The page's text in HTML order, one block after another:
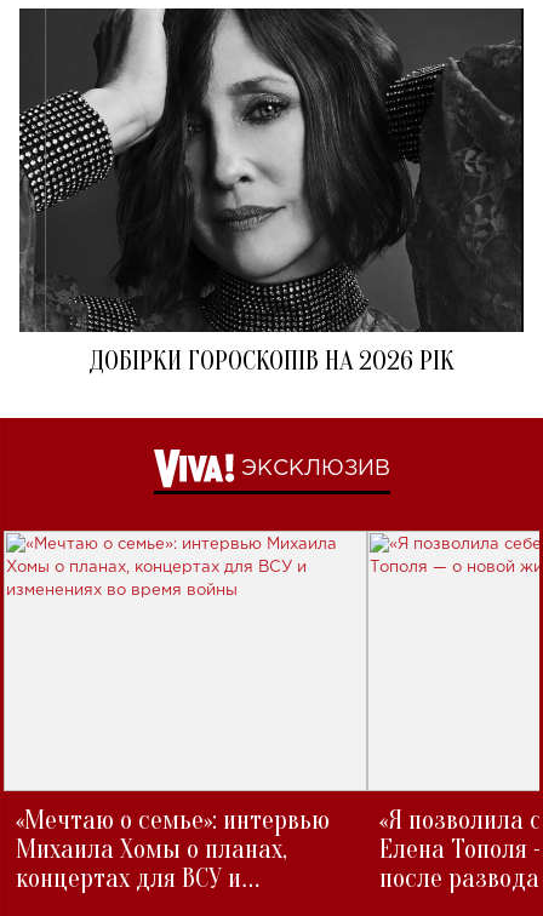
ДОБІРКИ ГОРОСКОПІВ НА 2026 РІК
ЭКСКЛЮЗИВ
«Мечтаю о семье»: интервью
Михаила Хомы о планах,
концертах для ВСУ и
«Я позволила
Елена Тополя
после развода